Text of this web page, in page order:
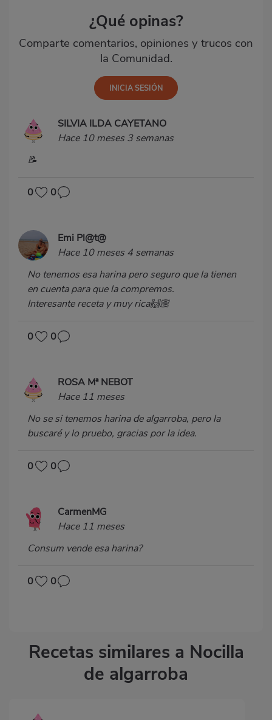
¿Qué opinas?
Comparte comentarios, opiniones y trucos con
la Comunidad.
SILVIA ILDA CAYETANO
Hace 10 meses 3 semanas
📝
0 0
Emi Pl@t@
Hace 10 meses 4 semanas
No tenemos esa harina pero seguro que la tienen
en cuenta para que la compremos.
Interesante receta y muy rica🙌🏼
0 0
ROSA Mª NEBOT
Hace 11 meses
No se si tenemos harina de algarroba, pero la
buscaré y lo pruebo, gracias por la idea.
0 0
CarmenMG
Hace 11 meses
Consum vende esa harina?
0 0
Recetas similares a Nocilla
de algarroba